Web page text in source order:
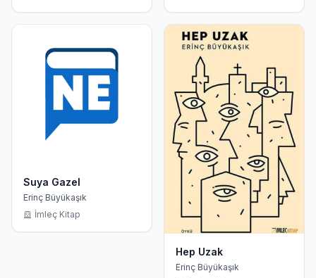
Suya Gazel
Erinç Büyükaşık
İmleç Kitap
Hep Uzak
Erinç Büyükaşık